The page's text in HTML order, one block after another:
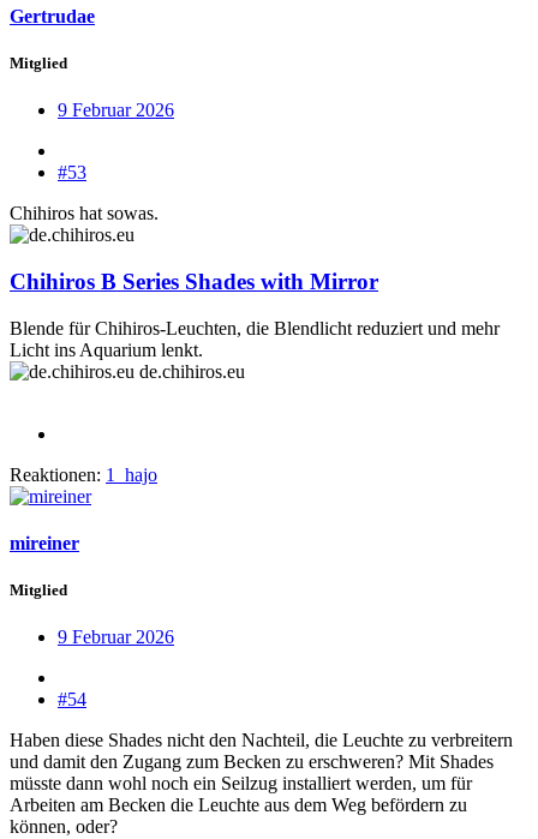
Gertrudae
Mitglied
9 Februar 2026
#53
Chihiros hat sowas.
Chihiros B Series Shades with Mirror
Blende für Chihiros-Leuchten, die Blendlicht reduziert und mehr
Licht ins Aquarium lenkt.
de.chihiros.eu
Reaktionen: 1_hajo
mireiner
Mitglied
9 Februar 2026
#54
Haben diese Shades nicht den Nachteil, die Leuchte zu verbreitern
und damit den Zugang zum Becken zu erschweren? Mit Shades
müsste dann wohl noch ein Seilzug installiert werden, um für
Arbeiten am Becken die Leuchte aus dem Weg befördern zu
können, oder?